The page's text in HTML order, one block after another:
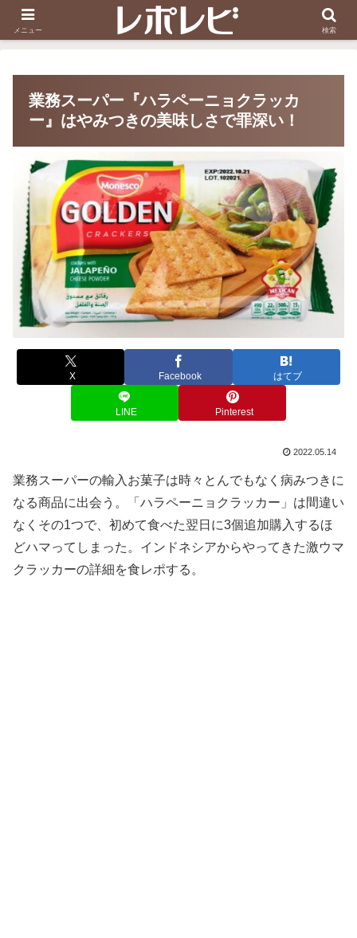
スヌーピー刺しゅう ダイソー知恵の輪
業務スーパー『ハラペーニョクラッカ
ー』はやみつきの美味しさで罪深い！
X Facebook はてブ
LINE Pinterest
2022.05.14
業務スーパーの輸入お菓子は時々とんでもなく病みつきに
なる商品に出会う。「ハラペーニョクラッカー」は間違い
なくその1つで、初めて食べた翌日に3個追加購入するほ
どハマってしまった。インドネシアからやってきた激ウマ
クラッカーの詳細を食レポする。
メニュー 検索